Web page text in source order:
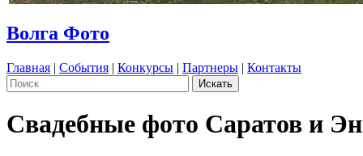
Волга Фото
Главная | События | Конкурсы | Партнеры | Контакты
Свадебные фото Саратов и